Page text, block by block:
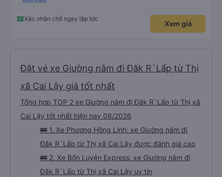
Xác nhận chỗ ngay lập tức
Xem giá
Đặt vé xe Giường nằm đi Đăk R`Lấp từ Thị
xã Cai Lậy giá tốt nhất
Tổng hợp TOP 2 xe Giường nằm đi Đăk R`Lấp từ Thị xã
Cai Lậy tốt nhất hiện nay 08/2026
🚌 1. Xe Phương Hồng Linh: xe Giường nằm đi
Đăk R`Lấp từ Thị xã Cai Lậy được đánh giá cao
🚌 2. Xe Bốn Luyện Express: xe Giường nằm đi
Đăk R`Lấp từ Thị xã Cai Lậy uy tín